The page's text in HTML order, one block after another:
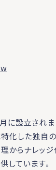
に設立されま
化した独自
からナレッ
しています。